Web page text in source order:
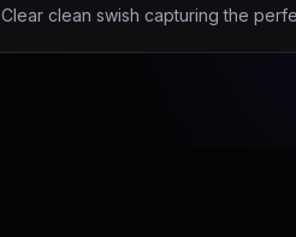
Clear clean swish capturing the